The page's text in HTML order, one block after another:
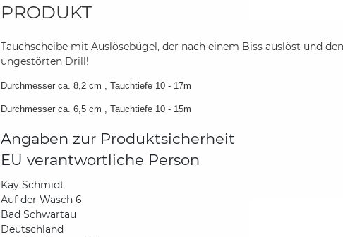
PRODUKT
Tauchscheibe mit Auslösebügel, der nach einem Biss auslöst und
ungestörten Drill!
Durchmesser ca. 8,2 cm , Tauchtiefe 10 - 17m
Durchmesser ca. 6,5 cm , Tauchtiefe 10 - 15m
Angaben zur Produktsicherheit
EU verantwortliche Person
Kay Schmidt
Auf der Wasch 6
Bad Schwartau
Deutschland